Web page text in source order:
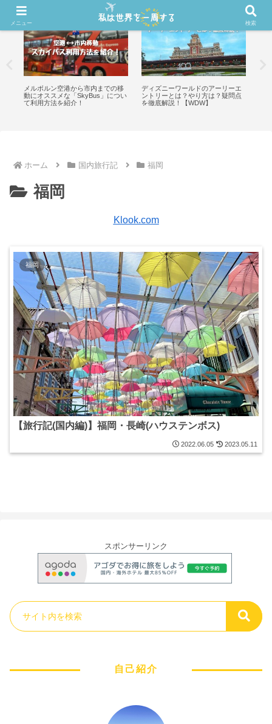
メルボルン空港から市内までの移
動にオススメな「SkyBus」につい
て利用方法を紹介！
ディズニーワールドのアーリーエ
ントリーとは？やり方は？疑問点
を徹底解説！【WDW】
ホーム 国内旅行記 福岡
福岡
Klook.com
福岡
【旅行記(国内編)】福岡・長崎(ハウステンボス)
2022.06.05 2023.05.11
スポンサーリンク
自己紹介
メニュー 検索